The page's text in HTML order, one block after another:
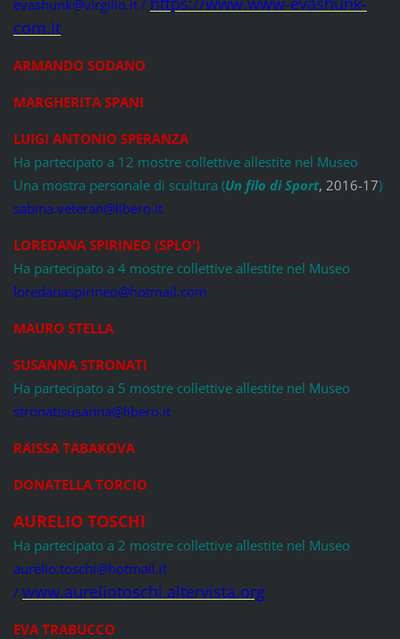
evashunk@virgilio.it /
com.it
ARMANDO SODANO
MARGHERITA SPANI
LUIGI ANTONIO SPERANZA
Ha partecipato a 12 mostre collettive allestite nel Museo
Una mostra personale di scultura (Un filo di Sport, 2016-17)
sabina.veteran@libero.it
LOREDANA SPIRINEO (SPLO')
Ha partecipato a 4 mostre collettive allestite nel Museo
loredanaspirineo@hotmail.com
MAURO STELLA
SUSANNA STRONATI
Ha partecipato a 5 mostre collettive allestite nel Museo
stronatisusanna@libero.it
RAISSA TABAKOVA
DONATELLA TORCIO
AURELIO TOSCHI
Ha partecipato a 2 mostre collettive allestite nel Museo
aurelio.toschi@hotmail.it
/ www.aureliotoschi.altervista.org
EVA TRABUCCO